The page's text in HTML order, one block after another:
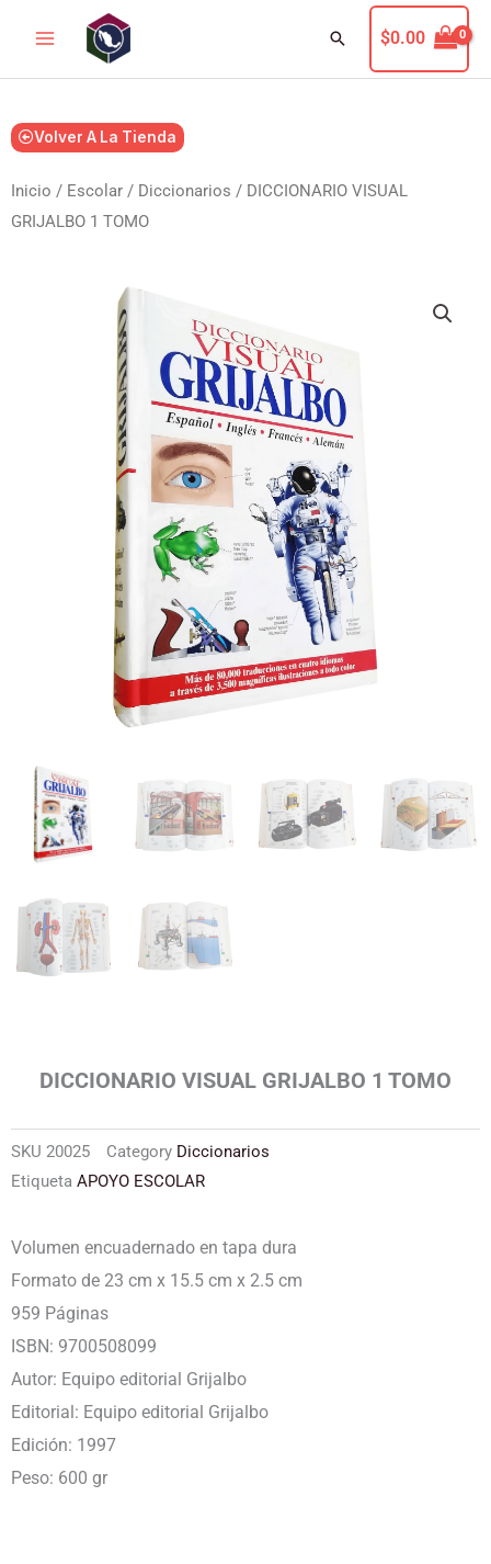
contenido
Buscar$0.00
Volver A La Tienda
Inicio / Escolar / Diccionarios / DICCIONARIO VISUAL
GRIJALBO 1 TOMO
DICCIONARIO VISUAL GRIJALBO 1 TOMO
SKU 20025 Category Diccionarios
Etiqueta APOYO ESCOLAR
Volumen encuadernado en tapa dura
Formato de 23 cm x 15.5 cm x 2.5 cm
959 Páginas
ISBN: 9700508099
Autor: Equipo editorial Grijalbo
Editorial: Equipo editorial Grijalbo
Edición: 1997
Peso: 600 gr